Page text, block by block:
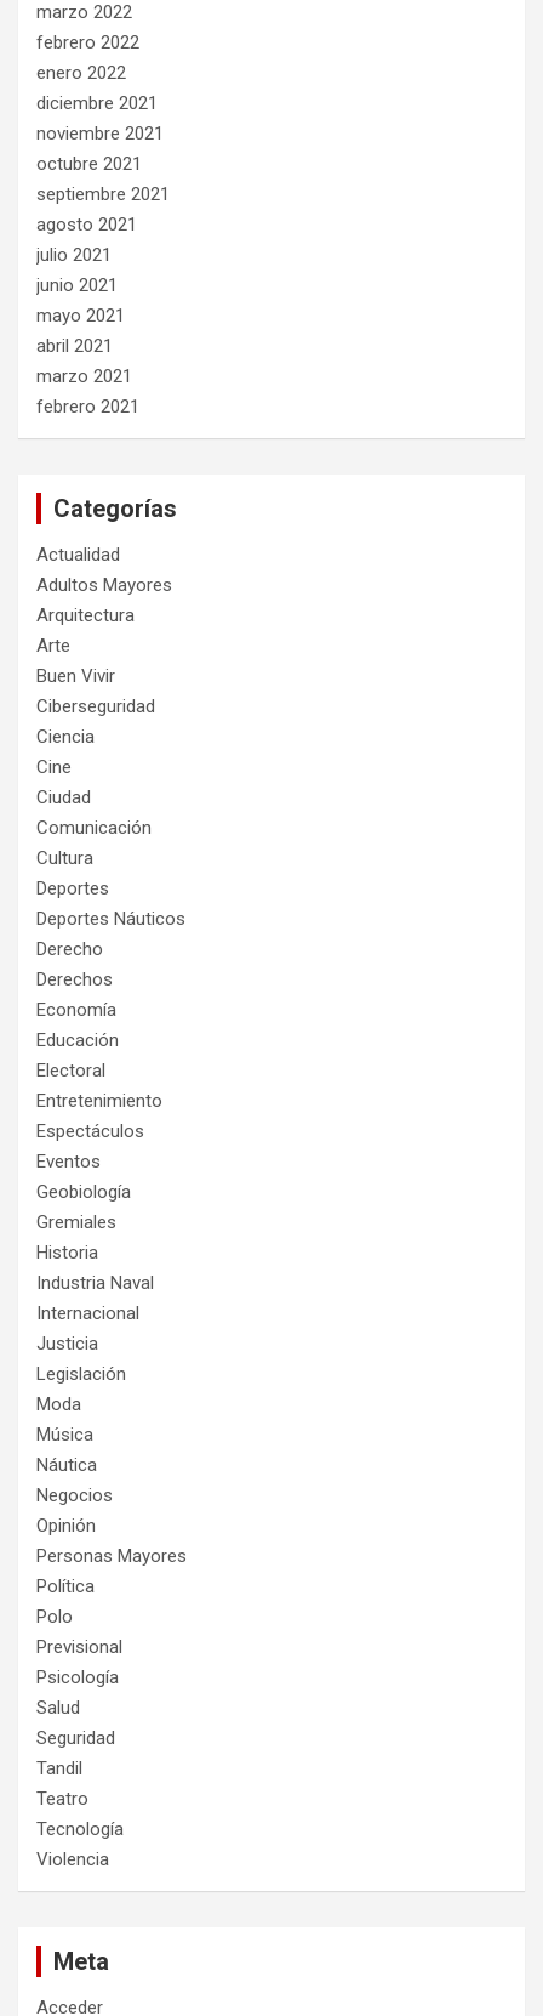
marzo 2022
febrero 2022
enero 2022
diciembre 2021
noviembre 2021
octubre 2021
septiembre 2021
agosto 2021
julio 2021
junio 2021
mayo 2021
abril 2021
marzo 2021
febrero 2021
Categorías
Actualidad
Adultos Mayores
Arquitectura
Arte
Buen Vivir
Ciberseguridad
Ciencia
Cine
Ciudad
Comunicación
Cultura
Deportes
Deportes Náuticos
Derecho
Derechos
Economía
Educación
Electoral
Entretenimiento
Espectáculos
Eventos
Geobiología
Gremiales
Historia
Industria Naval
Internacional
Justicia
Legislación
Moda
Música
Náutica
Negocios
Opinión
Personas Mayores
Política
Polo
Previsional
Psicología
Salud
Seguridad
Tandil
Teatro
Tecnología
Violencia
Meta
Acceder